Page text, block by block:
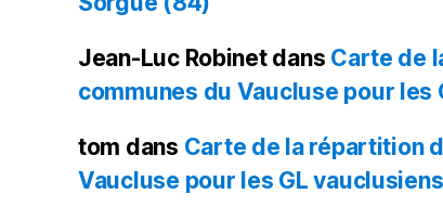
Jean-Luc Robinetdans Carte de
communes du Vaucluse pour les
tom dans Carte de la répartition
Vaucluse pour les GL vauclusiens